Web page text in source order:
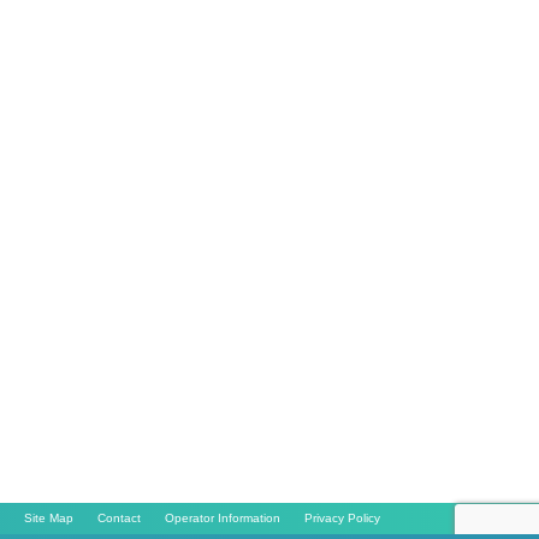
Site Map Contact Operator Information Privacy Policy